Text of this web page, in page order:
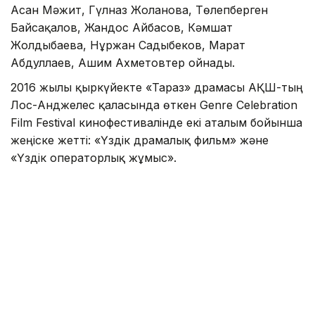
Асан Мәжит, Гүлназ Жоланова, Төлепберген
Байсақалов, Жандос Айбасов, Кәмшат
Жолдыбаева, Нұржан Садыбеков, Марат
Абдуллаев, Ашим Ахметовтер ойнады.
2016 жылы қыркүйекте «Тараз» драмасы АҚШ-тың
Лос-Анджелес қаласында өткен Genre Celebration
Film Festival кинофестивалінде екі аталым бойынша
жеңіске жетті: «Үздік драмалық фильм» және
«Үздік операторлық жұмыс».